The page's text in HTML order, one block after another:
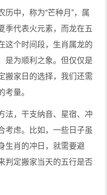
中，称为“芒种月”，属
季代表火元素，而龙在五
这个时间段，生肖属龙的
是为顺利之象。但仅仅是
搬家日的选择，我们还需
考量。
法，干支纳音、星宿、冲
考虑。比如，一些日子虽
生肖的冲日，就需要避
判定搬家当天的五行是否